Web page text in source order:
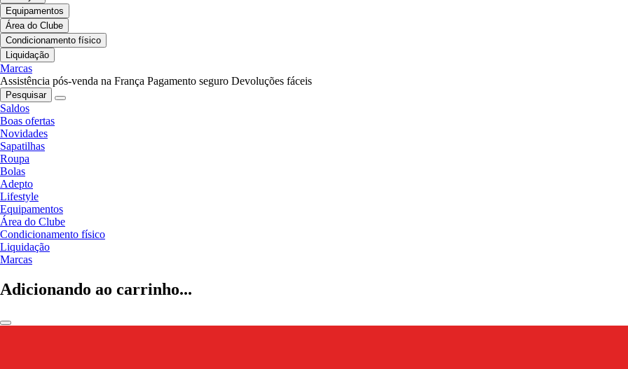
Equipamentos
Área do Clube
Condicionamento físico
Liquidação
Marcas
Assistência pós-venda na França Pagamento seguro Devoluções fáceis
Pesquisar
Saldos
Boas ofertas
Novidades
Sapatilhas
Roupa
Bolas
Adepto
Lifestyle
Equipamentos
Área do Clube
Condicionamento físico
Liquidação
Marcas
Adicionando ao carrinho...